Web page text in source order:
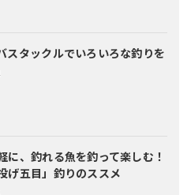
スタックルでいろいろな釣りを
に、釣れる魚を釣って楽しむ！
げ五目」釣りのススメ